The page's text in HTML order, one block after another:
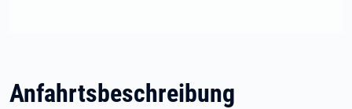
Anfahrtsbeschreibung